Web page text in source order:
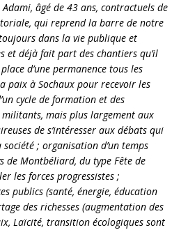
Adami, âgé de 43 ans, contractuels de
qui reprend la barre de notre
dans la vie publique et
et déjà fait part des chantiers qu’il
d’une permanence tous les
paix à Sochaux pour recevoir les
cycle de formation et des
militants, mais plus largement aux
de s’intéresser aux débats qui
; organisation d’un temps
de Montbéliard, du type Fête de
les forces progressistes ;
publics (santé, énergie, éducation
des richesses (augmentation des
Laïcité, transition écologiques sont